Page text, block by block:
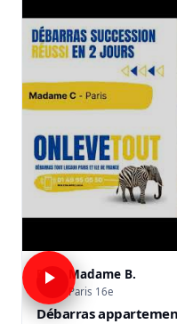
Madame B.
Paris 16e
Débarras